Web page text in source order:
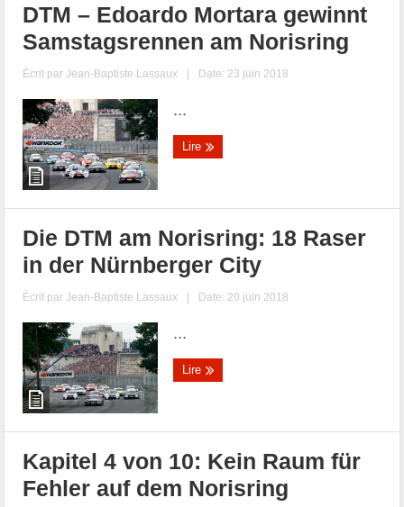
DTM – Edoardo Mortara gewinnt
Samstagsrennen am Norisring
Écrit parJean-Baptiste Lassaux | Date: 23 juin 2018
...
Lire
Die DTM am Norisring: 18 Raser
in der Nürnberger City
Écrit parJean-Baptiste Lassaux | Date: 20 juin 2018
...
Lire
Kapitel 4 von 10: Kein Raum für
Fehler auf dem Norisring